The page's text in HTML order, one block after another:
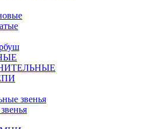
звенья